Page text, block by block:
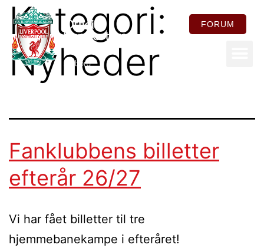
FORUM
Kategori:
Nyheder
Fanklubbens billetter
efterår 26/27
Vi har fået billetter til tre
hjemmebanekampe i efteråret!